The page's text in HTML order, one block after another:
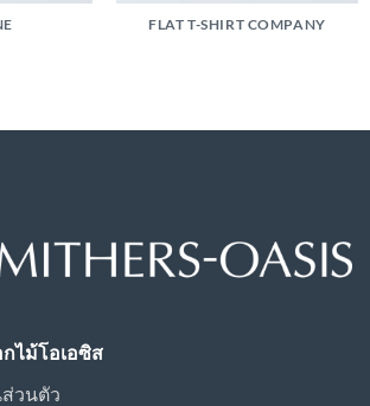
FLAT T-SHIRT COMPANY
ไม้โอเอซิส
วนตัว